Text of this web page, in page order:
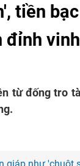
tiền
từ đống tro